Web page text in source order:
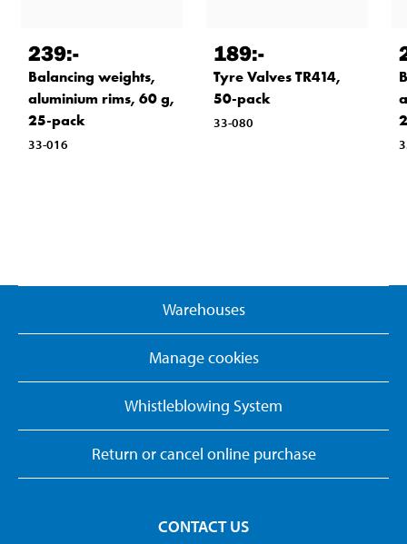
239:-
Balancing weights,
aluminium rims, 60 g,
25-pack
33-016
189:-
Tyre Valves TR414,
50-pack
33-080
Warehouses
Manage cookies
Whistleblowing System
Return or cancel online purchase
CONTACT US